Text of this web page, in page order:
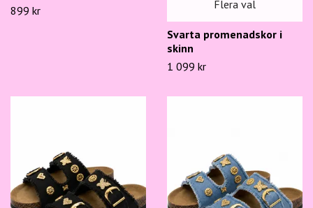
899 kr Flera val
Svarta promenadskor i
skinn
1 099 kr